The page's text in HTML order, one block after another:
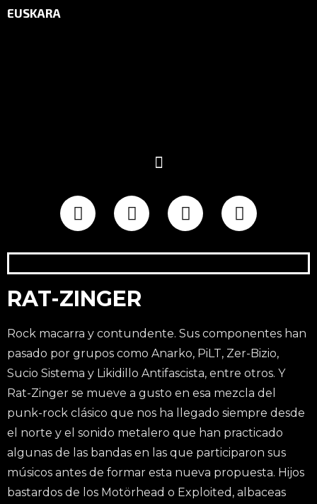
EUSKARA
RAT-ZINGER
Rock macarra y contundente. Sus componentes han
pasado por grupos como Anarko, PiLT, Zer-Bizio,
Sucio Sistema y Likidillo Antifascista, entre otros. Y
Rat-Zinger se mueve a gusto en esa mezcla del
punk-rock clásico que nos ha llegado siempre desde
el norte y el sonido metalero que han practicado
algunas de las bandas en las que participaron sus
músicos antes de formar esta nueva propuesta. Hijos
bastardos de los Motörhead o Exploited, albaceas